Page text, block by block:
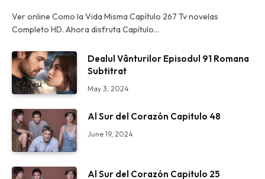
Ver online Como la Vida Misma Capítulo 267 Tv novelas
Completo HD. Ahora disfruta Capítulo…
Dealul Vânturilor Episodul 91 Romana
Subtitrat
May 3, 2024
Al Sur del Corazón Capitulo 48
June 19, 2024
Al Sur del Corazón Capitulo 25